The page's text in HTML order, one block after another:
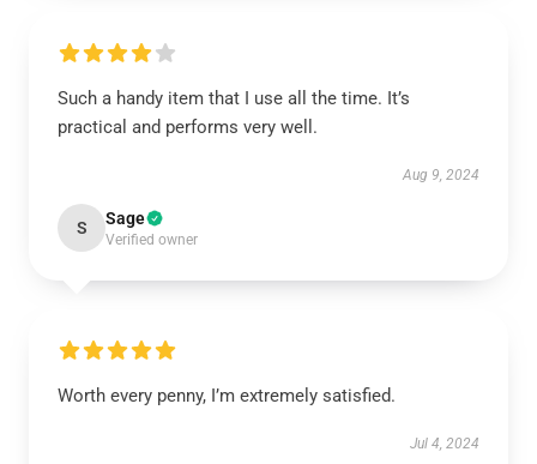
Such a handy item that I use all the time. It’s
practical and performs very well.
Aug 9, 2024
S Sage
Verified owner
Worth every penny, I’m extremely satisfied.
Jul 4, 2024